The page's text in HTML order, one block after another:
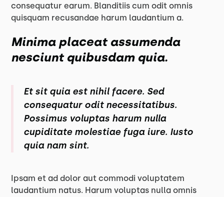
consequatur earum. Blanditiis cum odit omnis
quisquam recusandae harum laudantium a.
Minima placeat assumenda
nesciunt quibusdam quia.
Et sit quia est nihil facere. Sed
consequatur odit necessitatibus.
Possimus voluptas harum nulla
cupiditate molestiae fuga iure. Iusto
quia nam sint.
Ipsam et ad dolor aut commodi voluptatem
laudantium natus. Harum voluptas nulla omnis